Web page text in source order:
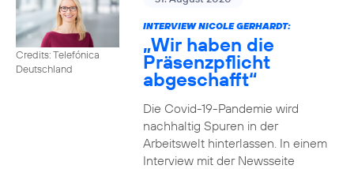
Credits: Telefónica
Deutschland
INTERVIEW NICOLE GERHARDT:
„Wir haben die
Präsenzpflicht
abgeschafft“
Die Covid-19-Pandemie wird
nachhaltig Spuren in der
Arbeitswelt hinterlassen. In einem
Interview mit der Newsseite